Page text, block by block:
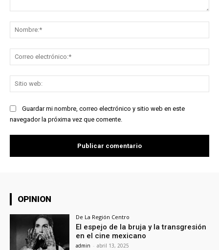
Guardar mi nombre, correo electrónico y sitio web en este
navegador la próxima vez que comente.
OPINION
De La Región Centro
El espejo de la bruja y la transgresión
en el cine mexicano
admin - abril 13, 2025